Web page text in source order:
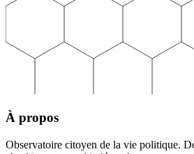
À propos
Observatoire citoyen de la vie politique.